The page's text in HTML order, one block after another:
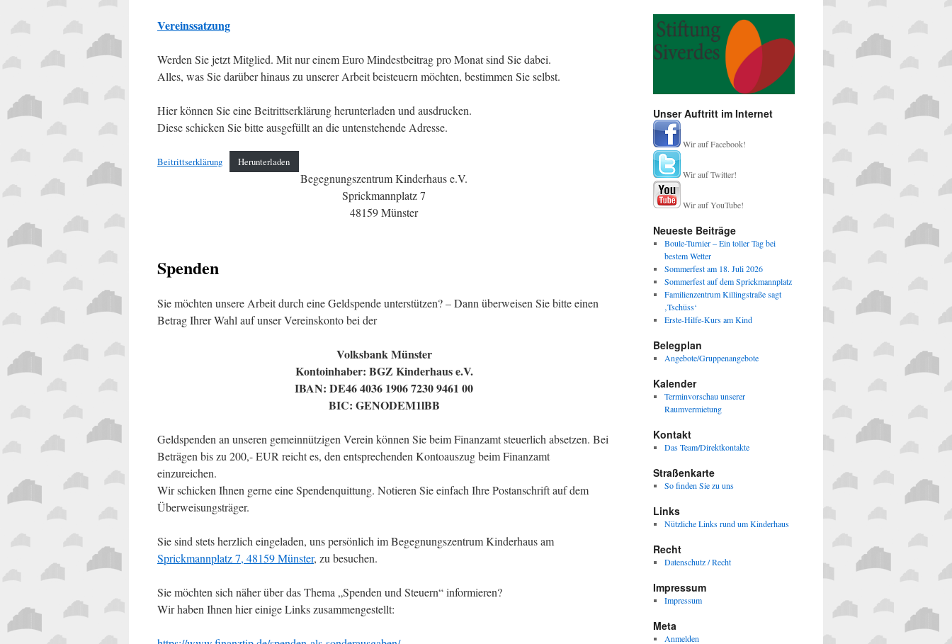
Vereinssatzung
Werden Sie jetzt Mitglied. Mit nur einem Euro Mindestbeitrag pro Monat sind Sie dabei.
Alles, was Sie darüber hinaus zu unserer Arbeit beisteuern möchten, bestimmen Sie selbst.
Hier können Sie eine Beitrittserklärung herunterladen und ausdrucken.
Diese schicken Sie bitte ausgefüllt an die untenstehende Adresse.
Beitrittserklärung Herunterladen
Begegnungszentrum Kinderhaus e.V.
Sprickmannplatz 7
48159 Münster
Spenden
Sie möchten unsere Arbeit durch eine Geldspende unterstützen? – Dann überweisen Sie bitte einen
Betrag Ihrer Wahl auf unser Vereinskonto bei der
Volksbank Münster
Kontoinhaber: BGZ Kinderhaus e.V.
IBAN: DE46 4036 1906 7230 9461 00
BIC: GENODEM1lBB
Geldspenden an unseren gemeinnützigen Verein können Sie beim Finanzamt steuerlich absetzen. Bei
Beträgen bis zu 200,- EUR reicht es, den entsprechenden Kontoauszug beim Finanzamt
einzureichen.
Wir schicken Ihnen gerne eine Spendenquittung. Notieren Sie einfach Ihre Postanschrift auf dem
Überweisungsträger.
Sie sind stets herzlich eingeladen, uns persönlich im Begegnungszentrum Kinderhaus am
Sprickmannplatz 7, 48159 Münster, zu besuchen.
Sie möchten sich näher über das Thema „Spenden und Steuern“ informieren?
Wir haben Ihnen hier einige Links zusammengestellt:
Unser Auftritt im Internet
Wir auf Facebook!
Wir auf Twitter!
Wir auf YouTube!
Neueste Beiträge
Boule-Turnier – Ein toller Tag bei
bestem Wetter
Sommerfest am 18. Juli 2026
Sommerfest auf dem Sprickmannplatz
Familienzentrum Killingstraße sagt
‚Tschüss‘
Erste-Hilfe-Kurs am Kind
Belegplan
Angebote/Gruppenangebote
Kalender
Terminvorschau unserer
Raumvermietung
Kontakt
Das Team/Direktkontakte
Straßenkarte
So finden Sie zu uns
Links
Nützliche Links rund um Kinderhaus
Recht
Datenschutz / Recht
Impressum
Impressum
Meta
Anmelden